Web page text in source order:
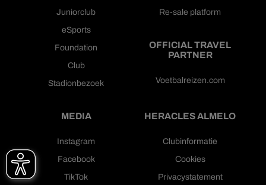
Juniorclub
eSports
Foundation
Club
Stadionbezoek
Re-sale platform
OFFICIAL TRAVEL
PARTNER
Voetbalreizen.com
MEDIA
Instagram
Facebook
TikTok
HERACLES ALMELO
Clubinformatie
Cookies
Privacystatement